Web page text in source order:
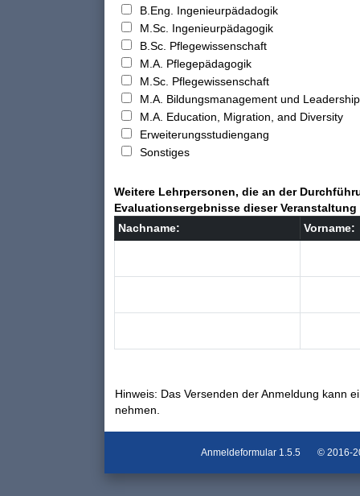
B.Eng. Ingenieurpädadogik
M.Sc. Ingenieurpädagogik
B.Sc. Pflegewissenschaft
M.A. Pflegepädagogik
M.Sc. Pflegewissenschaft
M.A. Bildungsmanagement und
M.A. Education, Migration, and Diversity
Erweiterungsstudiengang
Sonstiges
Weitere Lehrpersonen, die an der
Evaluationsergebnisse dieser
Nachname:
Vorname:
Hinweis: Das Versenden der Anmeldung kann
nehmen.
Anmeldeformular 1.5.5 © 2016-